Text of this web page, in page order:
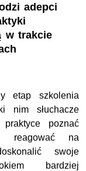
adepci
w trakcie
etap szkolenia
nim słuchacze
poznać
reagować na
swoje
bardziej